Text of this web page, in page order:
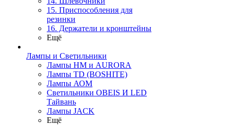
15. Приспособления для
резинки
16. Держатели и кронштейны
Ещё
Лампы и Светильники
Лампы HM и AURORA
Лампы TD (BOSHITE)
Лампы АОМ
Светильники OBEIS И LED
Тайвань
Лампы JACK
Ещё